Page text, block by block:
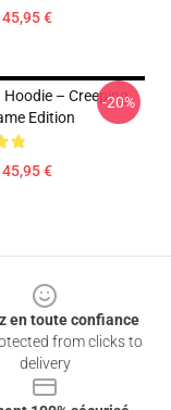
€
Hoodie – Creeping
Edition
€
-20%
en toute confiance
from clicks to
delivery